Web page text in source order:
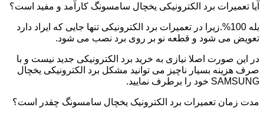
آیا تعمیرات برد الکترونیکی یخچال سامسونگ کارآمد و مفید است؟
بله 100%.زیرا در تعمیرات برد الکترونیکی تنها جایی که ایراد دارد
تعویض می شود و قطعه نو بر روی برد نصب می شود.
در این صورت اصلا نیازی به خرید برد الکترونیکی جدید نیست و با
صرف هزینه بسیار ناچیز می توانید مشکل برد الکترونیکی یخچال
SAMSUNG خود را برطرف نمایید.
مدت زمان تعمیرات برد الکترونیک یخچال سامسونگ چقدر است؟